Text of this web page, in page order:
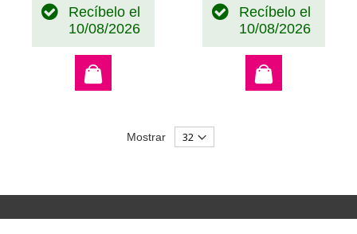
Recíbelo el
10/08/2026
Recíbelo el
10/08/2026
Mostrar